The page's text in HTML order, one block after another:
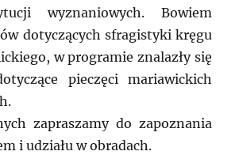
wyznaniowych. Bowiem
dotyczących sfragistyki kręgu
w programie znalazły się
pieczęci mariawickich
zapraszamy do zapoznania
i udziału w obradach.